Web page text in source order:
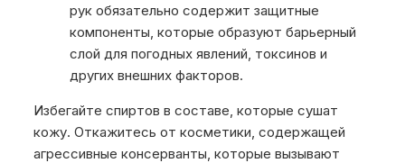
рук обязательно содержит защитные
компоненты, которые образуют барьерный
слой для погодных явлений, токсинов и
других внешних факторов.
Избегайте спиртов в составе, которые сушат
кожу. Откажитесь от косметики, содержащей
агрессивные консерванты, которые вызывают